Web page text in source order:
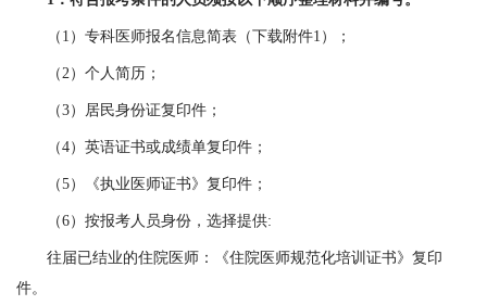
（ 1 ）专科医师报名信息简表（下载附件1 ）；
（ 2 ）个人简历；
（3）居民身份证复印件；
（4）英语证书或成绩单复印件；
（5）《执业医师证书》复印件；
（6）按报考人员身份，选择提供:
往届已结业的住院医师：《住院医师规范化培训证书》复印
件。